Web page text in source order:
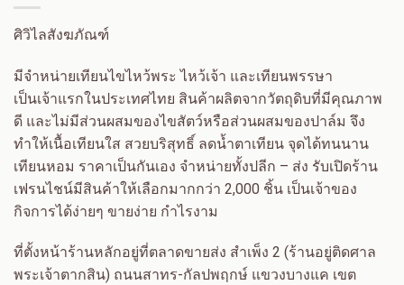
ศิวิไลสังฆภัณฑ์
มีจำหน่ายเทียนไขไหว้พระ ไหว้เจ้า และเทียนพรรษา
เป็นเจ้าแรกในประเทศไทย สินค้าผลิตจากวัตถุดิบที่มีคุณภาพ
ดี และไม่มีส่วนผสมของไขสัตว์หรือส่วนผสมของปาล์ม จึง
ทำให้เนื้อเทียนใส สวยบริสุทธิ์ ลดน้ำตาเทียน จุดได้ทนนาน
เทียนหอม ราคาเป็นกันเอง จำหน่ายทั้งปลีก – ส่ง รับเปิดร้าน
เฟรนไชน์มีสินค้าให้เลือกมากกว่า 2,000 ชิ้น เป็นเจ้าของ
กิจการได้ง่ายๆ ขายง่าย กำไรงาม
ที่ตั้งหน้าร้านหลักอยู่ที่ตลาดขายส่ง สำเพ็ง 2 (ร้านอยู่ติดศาล
พระเจ้าตากสิน) ถนนสาทร-กัลปพฤกษ์ แขวงบางแค เขต